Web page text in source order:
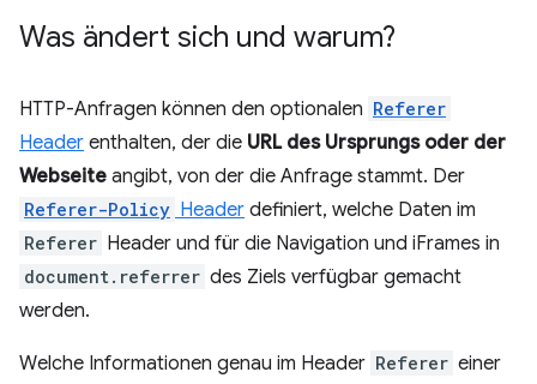
Was ändert sich und warum?
HTTP-Anfragen können den optionalen Referer
Header enthalten, der die URL des Ursprungs oder der
Webseite angibt, von der die Anfrage stammt. Der
Referer-Policy Header definiert, welche Daten im
Referer Header und für die Navigation und iFrames in
document.referrer des Ziels verfügbar gemacht
werden.
Welche Informationen genau im Header Referer einer